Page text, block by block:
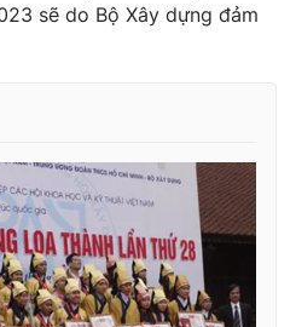
sẽ do Bộ Xây dựng đảm